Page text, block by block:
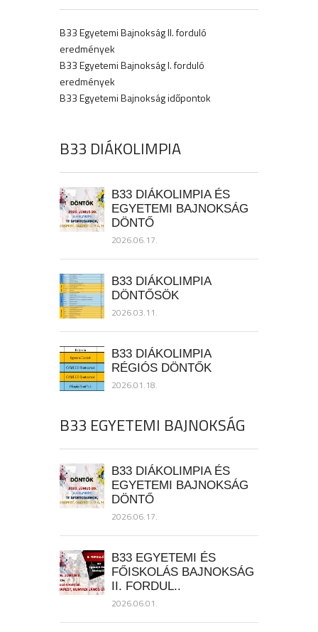
B33 Egyetemi Bajnokság II. forduló
eredmények
B33 Egyetemi Bajnokság I. forduló
eredmények
B33 Egyetemi Bajnokság időpontok
B33 DIÁKOLIMPIA
B33 DIÁKOLIMPIA ÉS
EGYETEMI BAJNOKSÁG
DÖNTŐ
2026.06.17.
B33 DIÁKOLIMPIA
DÖNTŐSÖK
2026.03.11.
B33 DIÁKOLIMPIA
RÉGIÓS DÖNTŐK
2026.01.18.
B33 EGYETEMI BAJNOKSÁG
B33 DIÁKOLIMPIA ÉS
EGYETEMI BAJNOKSÁG
DÖNTŐ
2026.06.17.
B33 EGYETEMI ÉS
FŐISKOLÁS BAJNOKSÁG
II. FORDUL..
2026.06.01.